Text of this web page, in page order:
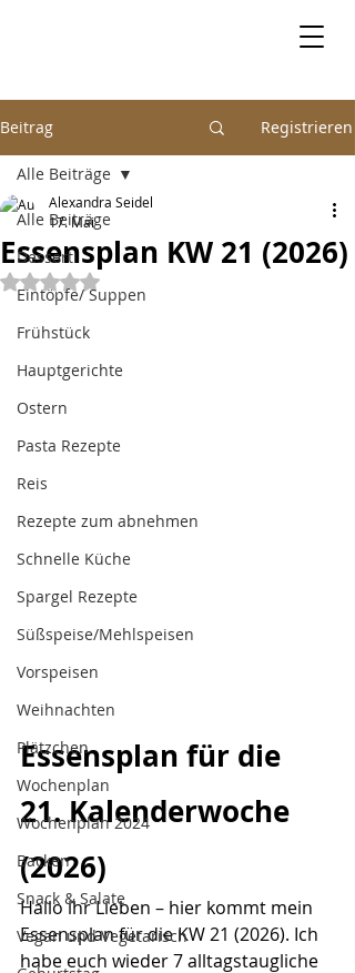
Beitrag Registrieren
Alle Beiträge
Dessert
Eintöpfe/ Suppen
Frühstück
Hauptgerichte
Ostern
Pasta Rezepte
Reis
Rezepte zum abnehmen
Schnelle Küche
Spargel Rezepte
Süßspeise/Mehlspeisen
Vorspeisen
Weihnachten
Plätzchen
Wochenplan
Wochenplan 2024
Backen
Snack & Salate
Vegan und Vegetarisch
Alle Beiträge
Essensplan KW 21 (2026)
Alexandra Seidel
17. Mai
Mit NaN von 5 Sternen bewertet.
Essensplan für die
21. Kalenderwoche
(2026)
Hallo ihr Lieben – hier kommt mein
Essensplan für die KW 21 (2026). Ich
habe euch wieder 7 alltagstaugliche